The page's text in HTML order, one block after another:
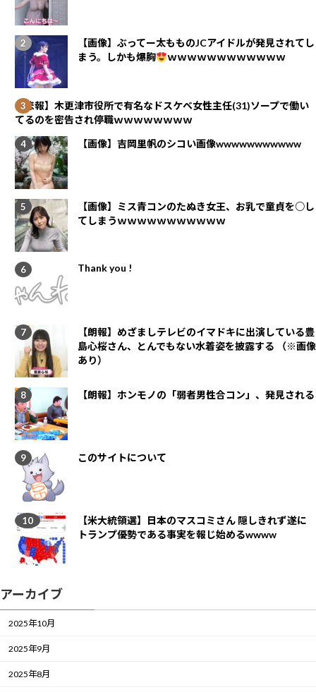
【画像】ぶってー太もものJCアイドルが発見されてし
まう。しかも爆胸
ｗｗｗｗｗｗｗｗｗｗｗｗ
【悲報】木更津市役所で有名なドスケベ女性主任(31)ソープで働い
てるのを密告され停職ｗｗｗｗｗｗｗｗ
【画像】吉岡里帆のシコい画像wwwwwwwwwww
【画像】ミス青コンのたぬき女王、お乳で童貞を○し
てしまうｗｗｗｗｗｗｗｗｗｗｗ
Thank you !
【朗報】めざましテレビのイマドキに出演している豊
島心桜さん、とんでもない水着姿を披露する （※画像
あり）
【朗報】ホンモノの「弱者男性合コン」、発見される
このサイトについて
【米大統領選】日本のマスコミさん 隠しきれず遂に
トランプ優勢である事実を報じ始めるwwww
アーカイブ
2025年10月
2025年9月
2025年8月